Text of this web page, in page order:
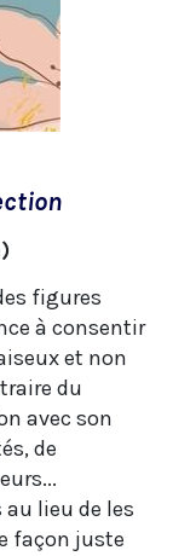
figures
à consentir
et non
du
avec son
de
lieu de les
façon juste